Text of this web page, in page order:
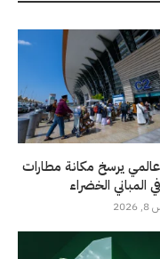
عالمي يرسخ مكانة مطارات
المباني الخضراء